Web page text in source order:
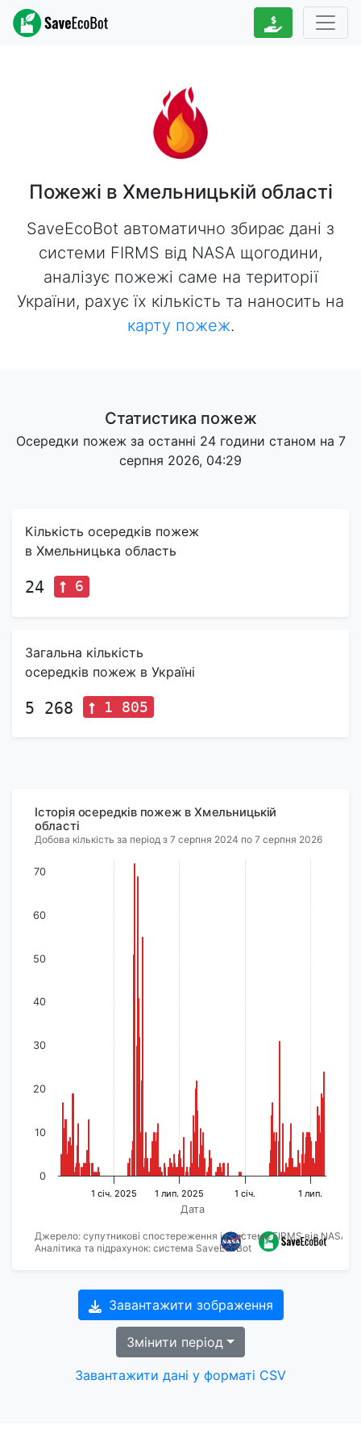
Пожежі в Хмельницькій області
SaveEcoBot автоматично збирає дані з
системи FIRMS від NASA щогодини,
аналізує пожежі саме на території
України, рахує їх кількість та наносить на
карту пожеж.
Статистика пожеж
Осередки пожеж за останні 24 години станом на 7
серпня 2026, 04:29
Кількість осередків пожеж
в Хмельницька область
24 6
Загальна кількість
осередків пожеж в Україні
5 268 1 805
Джерело: супутникові спостереження із системи FIRMS від NASA
Аналітика та підрахунок: система SaveEcoBot
Дата
Історія осередків пожеж в Хмельницькій
області
Добова кількість за період з 7 серпня 2024 по 7 серпня 2026
1 січ. 2025 1 лип. 2025 1 січ. 1 лип.
0
10
20
30
40
50
60
70
Завантажити зображення
Змінити період
Завантажити дані у форматі CSV